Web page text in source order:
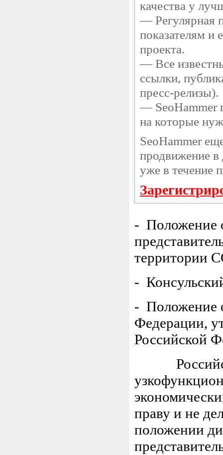
качества у
— Регулярная
показателям и
проекта.
— Все
ссылки,
пресс-релизы).
— SeoHammer
на которые
SeoHammer
продвижение в
уже в течение
- Положение
территории
-
- Положение
Федерации,
Российской
праву и не
положении